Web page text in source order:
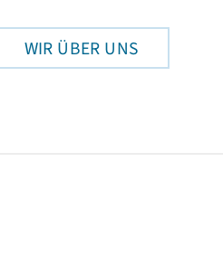
WIR ÜBER UNS